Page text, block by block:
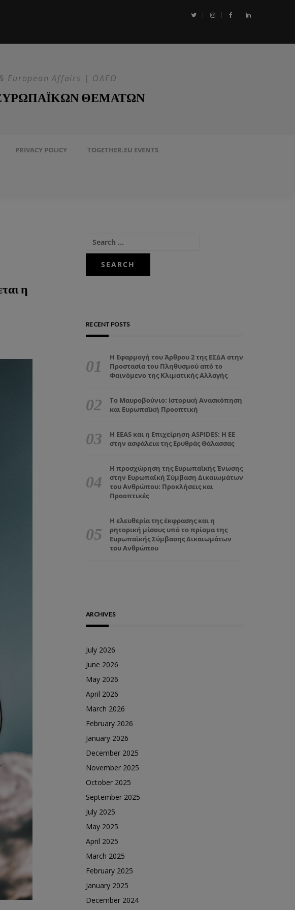
Η EEAS και η Επιχείρηση ASPIDES: Η ΕΕ στην ασφάλεια της Ερυθράς
European Affairs | ΟΔΕΘ
ΘΕΜΑΤΩΝ
PRIVACY POLICY TOGETHER.EU EVENTS
η
RECENT POSTS
Η Εφαρμογή του Άρθρου 2 της ΕΣΔΑ στην
Προστασία του Πληθυσμού από το
Φαινόμενο της Κλιματικής Αλλαγής
Το Μαυροβούνιο: Ιστορική Ανασκόπηση
και Ευρωπαϊκή Προοπτική
Η EEAS και η Επιχείρηση ASPIDES: Η ΕΕ
στην ασφάλεια της Ερυθράς Θάλασσας
Η προσχώρηση της Ευρωπαϊκής Ένωσης
στην Ευρωπαϊκή Σύμβαση Δικαιωμάτων
του Ανθρώπου: Προκλήσεις και
Προοπτικές
Η ελευθερία της έκφρασης και η
ρητορική μίσους υπό το πρίσμα της
Ευρωπαϊκής Σύμβασης Δικαιωμάτων
του Ανθρώπου
ARCHIVES
July 2026
June 2026
May 2026
April 2026
March 2026
February 2026
January 2026
December 2025
November 2025
October 2025
September 2025
July 2025
May 2025
April 2025
March 2025
February 2025
January 2025
December 2024